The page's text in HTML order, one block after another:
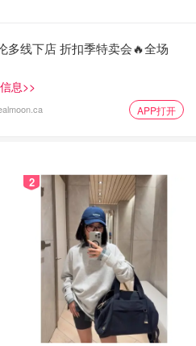
多线下店 折扣季特卖会🔥全场
息>>
APP打开
2